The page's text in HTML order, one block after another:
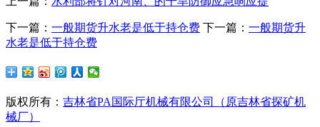
下一篇： 一般期货升水老是低于持仓费 下一篇： 一般期货升
水老是低于持仓费
版权所有： 吉林省PA国际厅机械有限公司（原吉林省探矿机
械厂）